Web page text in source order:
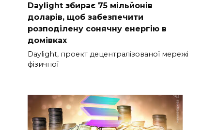
Daylight збирає 75 мільйонів
доларів, щоб забезпечити
розподілену сонячну енергію в
домівках
Daylight, проект децентралізованої мережі
фізичної